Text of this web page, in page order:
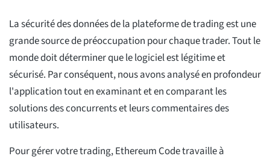
La sécurité des données de la plateforme de trading est une
grande source de préoccupation pour chaque trader. Tout le
monde doit déterminer que le logiciel est légitime et
sécurisé. Par conséquent, nous avons analysé en profondeur
l'application tout en examinant et en comparant les
solutions des concurrents et leurs commentaires des
utilisateurs.
Pour gérer votre trading, Ethereum Code travaille à